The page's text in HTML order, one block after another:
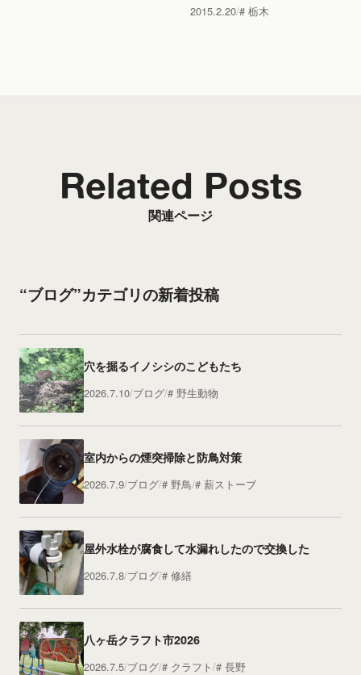
2015.2.20 栃木
関連ページ
Related Posts
“ブログ”カテゴリの新着投稿
穴を掘るイノシシのこどもたち
2026.7.10 ブログ 野生動物
室内からの煙突掃除と防鳥対策
2026.7.9 ブログ 野鳥 薪ストーブ
屋外水栓が腐食して水漏れしたので交換した
2026.7.8 ブログ 修繕
八ヶ岳クラフト市2026
2026.7.5 ブログ クラフト 長野